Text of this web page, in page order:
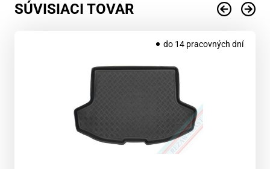
SÚVISIACI TOVAR
do 14 pracovných dní